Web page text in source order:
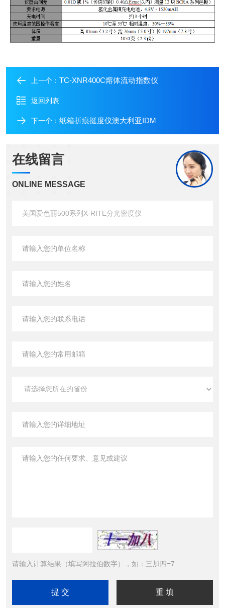
上一个： TC-XNR400C熔体流动指数仪
返回列表
下一个： 纸箱折痕挺度仪澳大利亚IDM
在线留言
ONLINE MESSAGE
请输入计算结果（填写阿拉伯数字），如：三加四=7